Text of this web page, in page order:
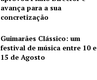
avança para a sua
concretização
Guimarães Clássico: um
festival de música entre 10 e
15 de Agosto